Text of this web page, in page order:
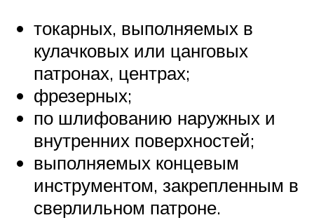
токарных, выполняемых в
кулачковых или цанговых
патронах, центрах;
фрезерных;
по шлифованию наружных и
внутренних поверхностей;
выполняемых концевым
инструментом, закрепленным в
сверлильном патроне.